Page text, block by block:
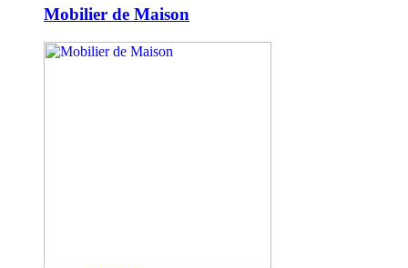
Mobilier de Maison